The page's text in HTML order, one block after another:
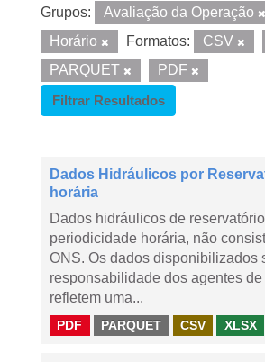
Grupos: Avaliação da Operação
Horário
Formatos: CSV
PARQUET
PDF
Filtrar Resultados
Dados Hidráulicos por
horária
Dados hidráulicos de
periodicidade horária, não
ONS. Os dados disponibilizados
responsabilidade dos agentes
refletem uma...
PDF PARQUET CSV XLSX